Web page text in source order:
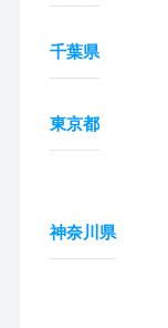
千葉県
東京都
神奈川県